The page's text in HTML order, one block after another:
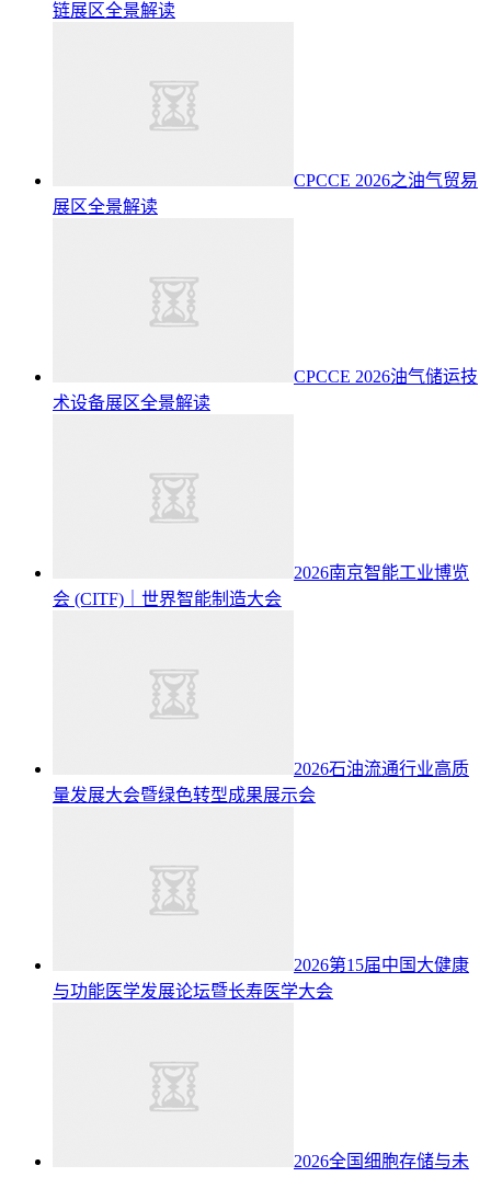
链展区全景解读
CPCCE 2026之油气贸易
展区全景解读
CPCCE 2026油气储运技
术设备展区全景解读
2026南京智能工业博览
会 (CITF)｜世界智能制造大会
2026石油流通行业高质
量发展大会暨绿色转型成果展示会
2026第15届中国大健康
与功能医学发展论坛暨长寿医学大会
2026全国细胞存储与未